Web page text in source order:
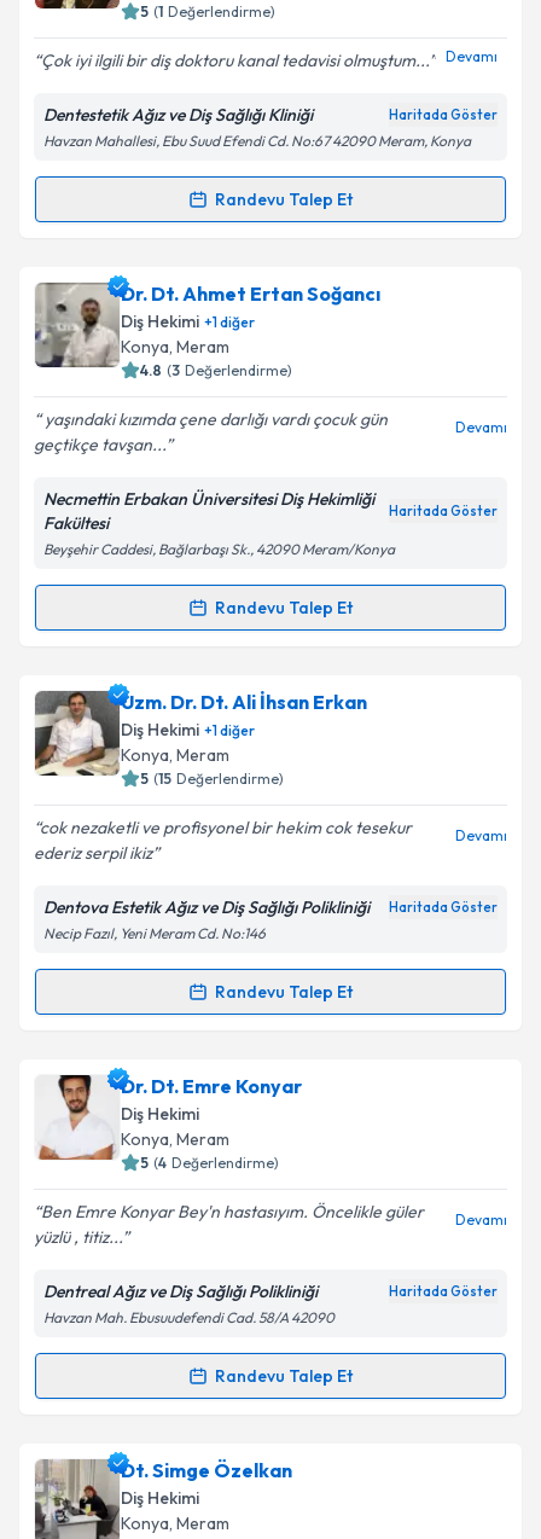
5 (1 Değerlendirme)
Çok iyi ilgili bir diş doktoru kanal tedavisi olmuştum... Devamı
Dentestetik Ağız ve Diş Sağlığı Kliniği Haritada Göster
Havzan Mahallesi, Ebu Suud Efendi Cd. No:67 42090 Meram, Konya
Randevu Talep Et
Randevu Takvimi Talebi
Dt. Ayşe Bilge Kıraçiçin randevu takvimi talebi
oluşturun. Size bu uzmandan randevu almanız için bir
takvim hazırlandığında e-posta ile bilgilendireceğiz.
Kişisel verilerimin işlenmesine ilişkin
Aydınlatma
kapsamda işlenmesini kabul ediyorum.
Takvim Talebini Gönder
Dr. Dt. Ahmet Ertan Soğancı
Diş Hekimi +1diğer
Konya, Meram
4.8 (3 Değerlendirme)
yaşındaki kızımda çene darlığı vardı çocuk gün
geçtikçe tavşan...
Devamı
Necmettin Erbakan Üniversitesi Diş Hekimliği
Fakültesi
Haritada Göster
Beyşehir Caddesi, Bağlarbaşı Sk., 42090 Meram/Konya
Randevu Talep Et
Randevu Takvimi Talebi
Dr. Dt. Ahmet Ertan Soğancıiçin randevu takvimi
talebi oluşturun. Size bu uzmandan randevu almanız
için bir takvim hazırlandığında e-posta ile
bilgilendireceğiz.
E-posta Adresiniz
Kişisel verilerimin işlenmesine ilişkin
Metni'ni okudum ve kişisel verilerimin belirtilen
kapsamda işlenmesini kabul ediyorum.
Uzm. Dr. Dt. Ali İhsan Erkan
Diş Hekimi +1diğer
Konya, Meram
5 (15 Değerlendirme)
cok nezaketli ve profisyonel bir hekim cok tesekur
ederiz serpil ikiz
Devamı
Dentova Estetik Ağız ve Diş Sağlığı Polikliniği Haritada Göster
Necip Fazıl, Yeni Meram Cd. No:146
Randevu Talep Et
Randevu Takvimi Talebi
Uzm. Dr. Dt. Ali İhsan Erkan
talebi oluşturun. Size bu uzmandan randevu almanız
için bir takvim hazırlandığında e-posta ile
bilgilendireceğiz.
E-posta Adresiniz
Kişisel verilerimin işlenmesine ilişkin
Metni'ni okudum ve kişisel verilerimin belirtilen
kapsamda işlenmesini kabul ediyorum.
Dr. Dt. Emre Konyar
Diş Hekimi
Konya, Meram
5 (4 Değerlendirme)
Ben Emre Konyar Bey'n hastasıyım. Öncelikle güler
yüzlü , titiz...
Devamı
Dentreal Ağız ve Diş Sağlığı Polikliniği Haritada Göster
Havzan Mah. Ebusuudefendi Cad. 58/A 42090
Randevu Talep Et
Randevu Takvimi Talebi
Dr. Dt. Emre Konyariçin randevu takvimi talebi
oluşturun. Size bu uzmandan randevu almanız için bir
takvim hazırlandığında e-posta ile bilgilendireceğiz.
Dt. Simge Özelkan
Diş Hekimi
Konya, Meram